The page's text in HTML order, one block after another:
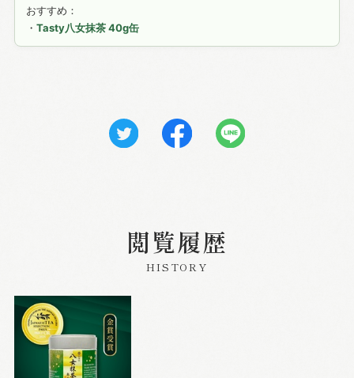
おすすめ：
・ Tasty八女抹茶 40g缶
閲覧履歴
HISTORY